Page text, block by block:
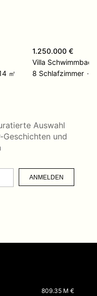
㎡
1.250.000 €
Villa Schwimmbad
8 Schlafzimmer
Auswahl
Geschichten und
ANMELDEN
809.35 M €